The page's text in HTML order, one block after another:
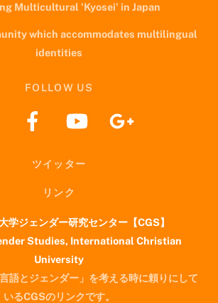
Multicultural 'Kyosei' in Japan
which accommodates multilingual
identities
FOLLOW US
ツイッター
リンク
学ジェンダー研究センター【CGS】
Studies, International Christian
University
語とジェンダー」を考える時に頼りにして
いるCGSのリンクです。